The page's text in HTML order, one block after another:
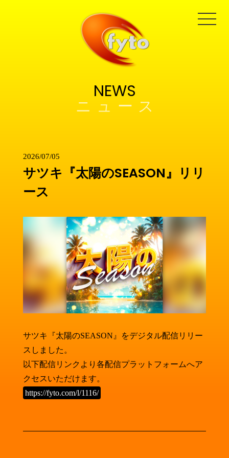
NEWS
2026/07/05
サツキ『太陽のSEASON』リリ
ース
サツキ『太陽のSEASON』をデジタル配信リリー
スしました。
以下配信リンクより各配信プラットフォームへア
クセスいただけます。
https://fyto.com/l/1116/